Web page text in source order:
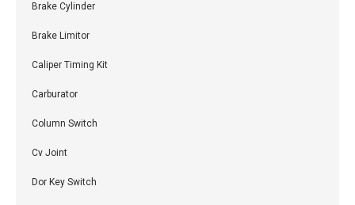
Brake Cylinder
Brake Limitor
Caliper Timing Kit
Carburator
Column Switch
Cv Joint
Dor Key Switch